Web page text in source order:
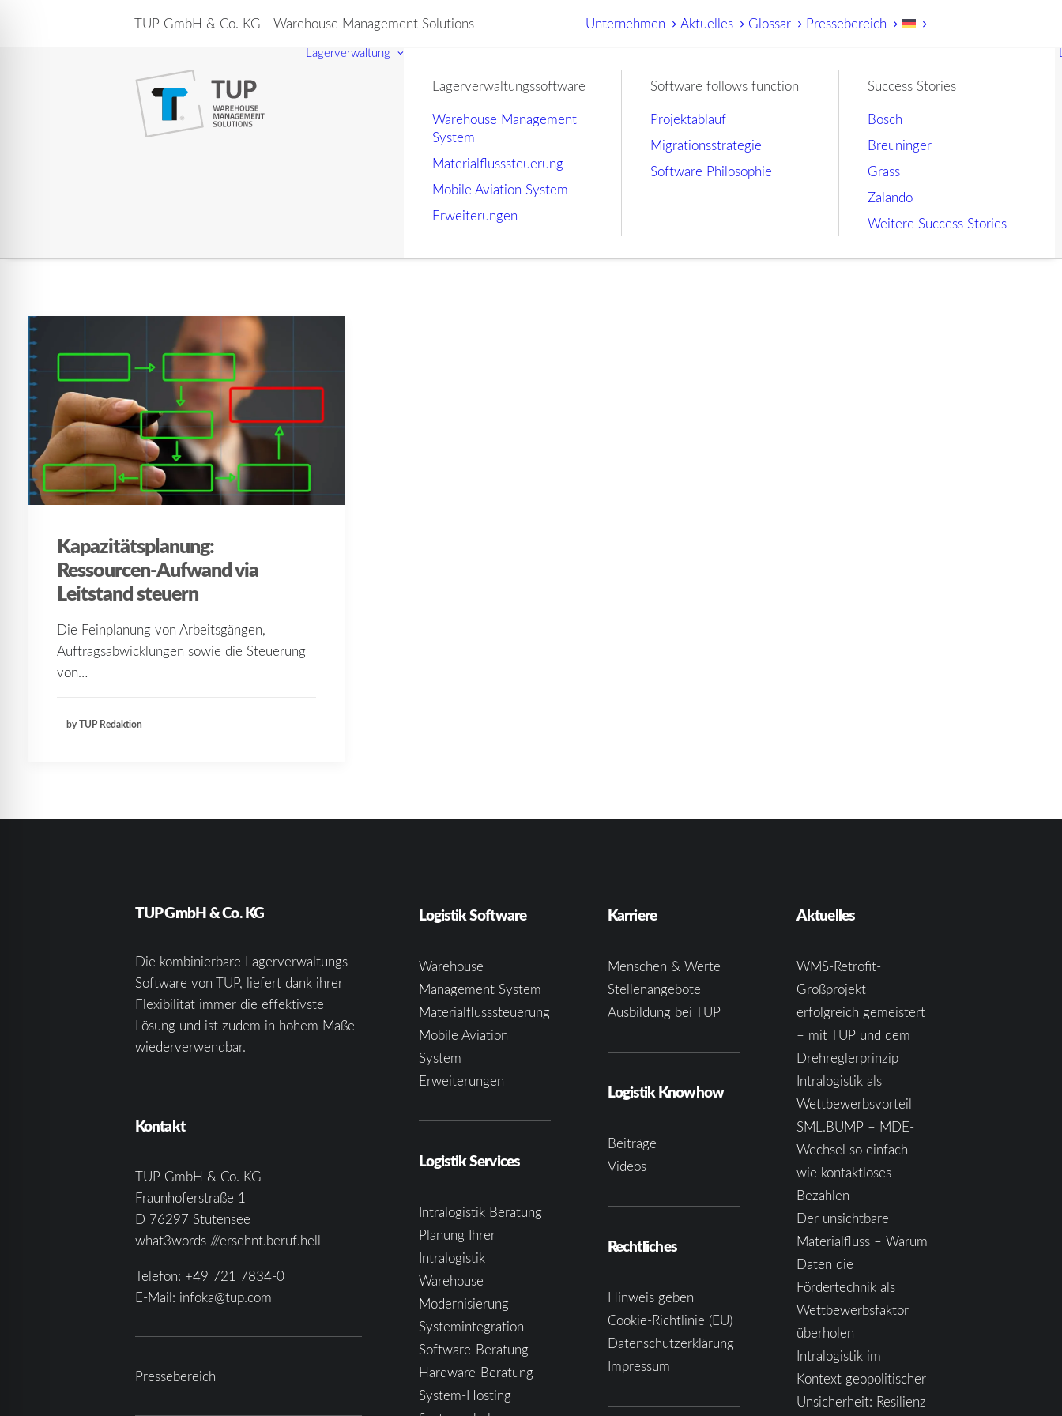
TUP GmbH & Co. KG - Warehouse Management Solutions Unternehmen Aktuelles Glossar Pressebereich
Lagerverwaltung
Lagerverwaltungssoftware
Warehouse Management
System
Materialflusssteuerung
Mobile Aviation System
Erweiterungen
Software follows function
Projektablauf
Migrationsstrategie
Software Philosophie
Success Stories
Bosch
Breuninger
Grass
Zalando
Weitere Success Stories
Kapazitätsplanung:
Ressourcen-Aufwand via
Leitstand steuern
Die Feinplanung von Arbeitsgängen,
Auftragsabwicklungen sowie die Steuerung
von…
by TUP Redaktion
TUP GmbH & Co. KG
Die kombinierbare Lagerverwaltungs-
Software von TUP, liefert dank ihrer
Flexibilität immer die effektivste
Lösung und ist zudem in hohem Maße
wiederverwendbar.
Kontakt
TUP GmbH & Co. KG
Fraunhoferstraße 1
D 76297 Stutensee
what3words ///ersehnt.beruf.hell
Telefon: +49 721 7834-0
E-Mail: infoka@tup.com
Pressebereich
Logistik Software
Warehouse
Management System
Materialflusssteuerung
Mobile Aviation
System
Erweiterungen
Logistik Services
Intralogistik Beratung
Planung Ihrer
Intralogistik
Warehouse
Modernisierung
Systemintegration
Software-Beratung
Hardware-Beratung
System-Hosting
Karriere
Menschen & Werte
Stellenangebote
Ausbildung bei TUP
Logistik Knowhow
Beiträge
Videos
Rechtliches
Hinweis geben
Cookie-Richtlinie (EU)
Datenschutzerklärung
Impressum
Aktuelles
WMS-Retrofit-
Großprojekt
erfolgreich gemeistert
– mit TUP und dem
Drehreglerprinzip
Intralogistik als
Wettbewerbsvorteil
SML.BUMP – MDE-
Wechsel so einfach
wie kontaktloses
Bezahlen
Der unsichtbare
Materialfluss – Warum
Daten die
Fördertechnik als
Wettbewerbsfaktor
überholen
Intralogistik im
Kontext geopolitischer
Unsicherheit: Resilienz